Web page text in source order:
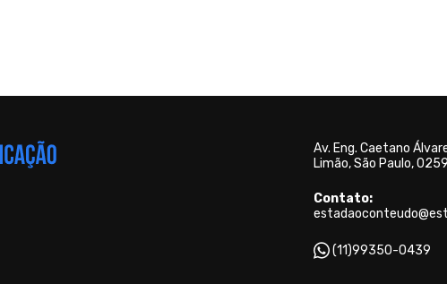
Av. Eng. Caetano
Limão, São Paulo,
Contato:
(11)99350-0439